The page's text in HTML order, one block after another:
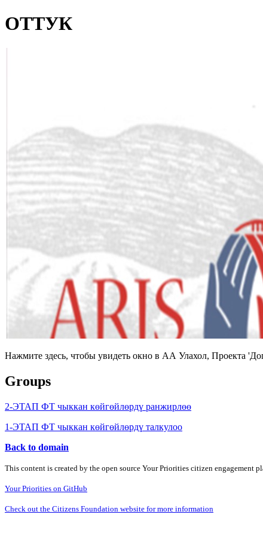
ОТТУК
Нажмите здесь, чтобы увидеть окно в АА Улахол, Проекта
Groups
2-ЭТАП ФТ чыккан көйгөйлөрдү ранжирлөө
1-ЭТАП ФТ чыккан көйгөйлөрдү талкулоо
Back to domain
This content is created by the open source Your Priorities citizen engagement
Your Priorities on GitHub
Check out the Citizens Foundation website for more information